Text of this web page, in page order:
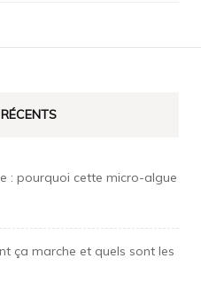
: pourquoi cette micro-algue
ça marche et quels sont les